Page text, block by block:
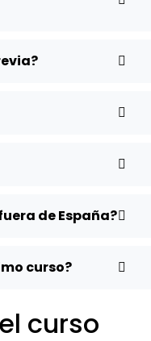
de España?
curso?
curso